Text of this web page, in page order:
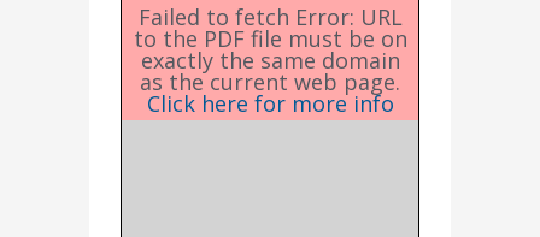
Failed to fetch Error: URL
to the PDF file must be on
exactly the same domain
as the current web page.
Click here for more info